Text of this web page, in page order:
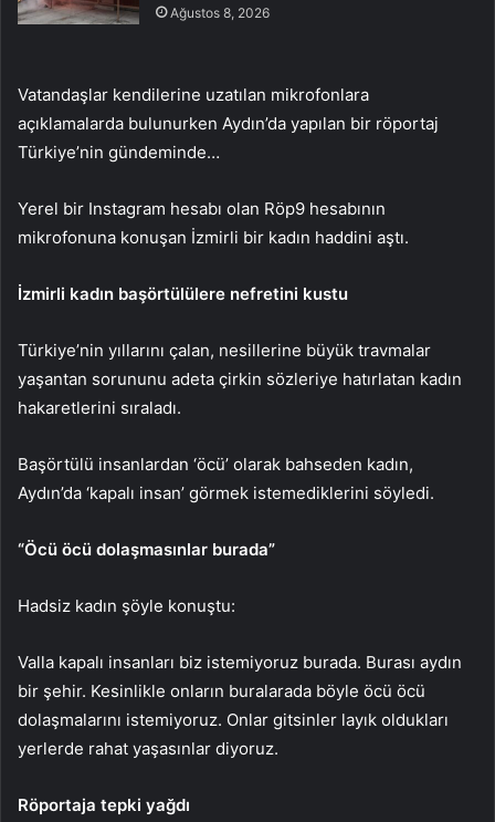
Ağustos 8, 2026
Vatandaşlar kendilerine uzatılan mikrofonlara
açıklamalarda bulunurken Aydın’da yapılan bir röportaj
Türkiye’nin gündeminde…
Yerel bir Instagram hesabı olan Röp9 hesabının
mikrofonuna konuşan İzmirli bir kadın haddini aştı.
İzmirli kadın başörtülülere nefretini kustu
Türkiye’nin yıllarını çalan, nesillerine büyük travmalar
yaşantan sorununu adeta çirkin sözleriye hatırlatan kadın
hakaretlerini sıraladı.
Başörtülü insanlardan ‘öcü’ olarak bahseden kadın,
Aydın’da ‘kapalı insan’ görmek istemediklerini söyledi.
“Öcü öcü dolaşmasınlar burada”
Hadsiz kadın şöyle konuştu:
Valla kapalı insanları biz istemiyoruz burada. Burası aydın
bir şehir. Kesinlikle onların buralarada böyle öcü öcü
dolaşmalarını istemiyoruz. Onlar gitsinler layık oldukları
yerlerde rahat yaşasınlar diyoruz.
Röportaja tepki yağdı